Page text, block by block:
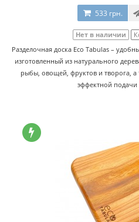
533 грн.
Нет в наличии
Разделочная доска Eco Tabulas –
изготовленный из натурального
рыбы, овощей, фруктов и творога, а
эффектной подачи